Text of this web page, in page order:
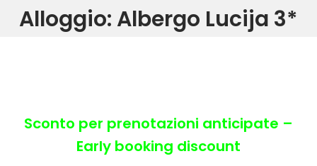
Alloggio: Albergo Lucija 3*
Sconto per prenotazioni anticipate –
Early booking discount